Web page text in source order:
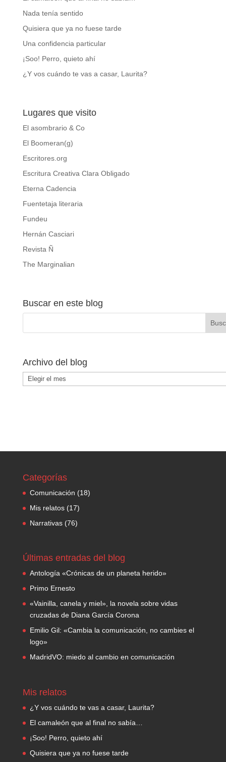
Nada tenía sentido
Quisiera que ya no fuese tarde
Una confidencia particular
¡Soo! Perro, quieto ahí
¿Y vos cuándo te vas a casar, Laurita?
Lugares que visito
El asombrario & Co
El Boomeran(g)
Escritores.org
Escritura Creativa Clara Obligado
Eterna Cadencia
Fuentetaja literaria
Fundeu
Hernán Casciari
Revista Ñ
The Marginalian
Buscar en este blog
Archivo del blog
Archivo
del
Categorías
Comunicación (18)
Mis relatos(17)
Narrativas(76)
Últimas entradas del blog
Antología «Crónicas de un planeta herido»
Primo Ernesto
«Vainilla, canela y miel», la novela sobre vidas
cruzadas de Diana García Corona
Emilio Gil: «Cambia la comunicación, no cambies el
logo»
MadridVO: miedo al cambio en comunicación
Mis relatos
¿Y vos cuándo te vas a casar, Laurita?
El camaleón que al final no sabía…
¡Soo! Perro, quieto ahí
Quisiera que ya no fuese tarde